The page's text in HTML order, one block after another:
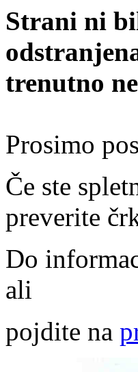
Strani ni
trenutno
Prosimo
Če ste
preverite
Do
ali
pojdite na